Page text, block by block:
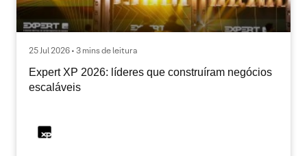
25 Jul 2026 • 3 mins de leitura
Expert XP 2026: líderes que construíram negócios
escaláveis